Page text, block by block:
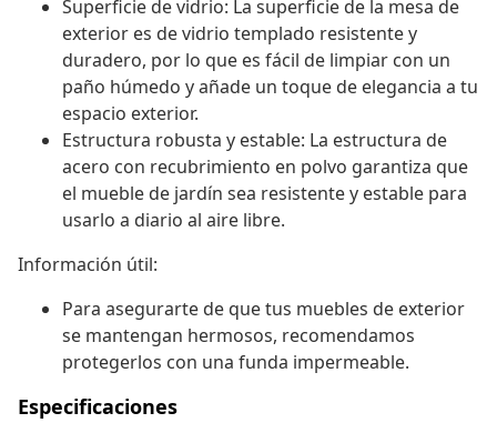
Superficie de vidrio: La superficie de la mesa de
exterior es de vidrio templado resistente y
duradero, por lo que es fácil de limpiar con un
paño húmedo y añade un toque de elegancia a tu
espacio exterior.
Estructura robusta y estable: La estructura de
acero con recubrimiento en polvo garantiza que
el mueble de jardín sea resistente y estable para
usarlo a diario al aire libre.
Información útil:
Para asegurarte de que tus muebles de exterior
se mantengan hermosos, recomendamos
protegerlos con una funda impermeable.
Especificaciones